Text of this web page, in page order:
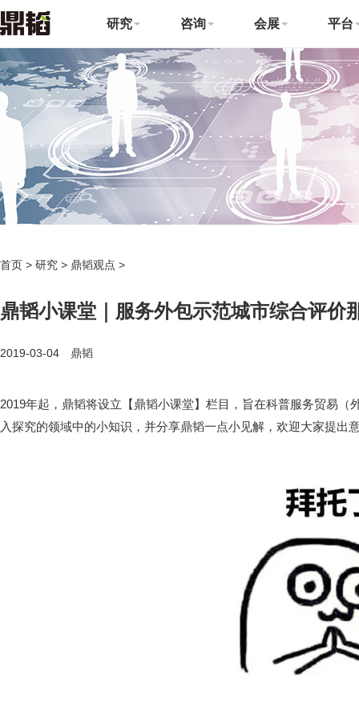
研究 咨询 会展 平台
首页 > 研究 > 鼎韬观点 >
鼎韬小课堂｜服务外包示范城市综合评价
2019-03-04 鼎韬
2019年起，鼎韬将设立【鼎韬小课堂】栏目，旨在科普服务贸易
入探究的领域中的小知识，并分享鼎韬一点小见解，欢迎大家提出